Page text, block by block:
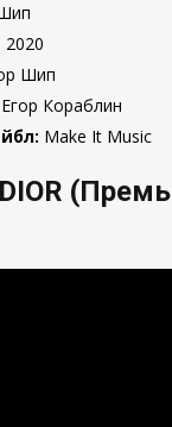
2020
Шип
Егор Кораблин
Make It Music